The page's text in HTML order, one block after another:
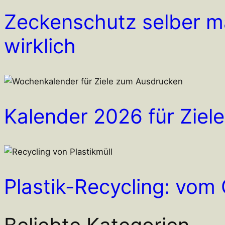
Zeckenschutz selber
wirklich
Kalender 2026 für
Plastik-Recycling: